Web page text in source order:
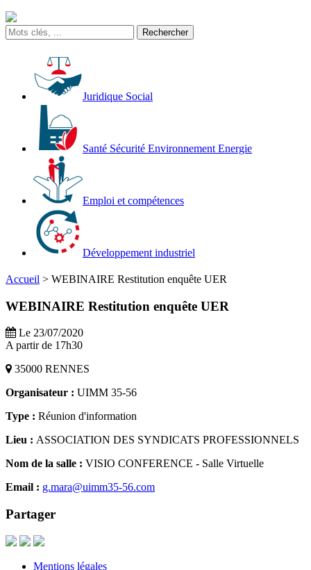
Juridique Social
Santé Sécurité Environnement Energie
Emploi et compétences
Développement industriel
Accueil > WEBINAIRE Restitution enquête UER
WEBINAIRE Restitution enquête UER
Le 23/07/2020
A partir de 17h30
35000 RENNES
Organisateur : UIMM 35-56
Type : Réunion d'information
Lieu : ASSOCIATION DES SYNDICATS PROFESSIONNELS
Nom de la salle : VISIO CONFERENCE - Salle Virtuelle
Email : g.mara@uimm35-56.com
Partager
Mentions légales